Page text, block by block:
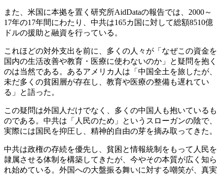
また、米国に本拠を置く研究所AidDataの報告では、2000～
17年の17年間にわたり、中共は165カ国に対して総額8510億
ドルの援助と融資を行っている。
これほどの対外支出を前に、多くの人々が「なぜこの資金を
国内の生活改善や教育・医療に使わないのか」と疑問を抱く
のは当然である。あるアメリカ人は「中国全土を旅したが、
未だ多くの貧困層が存在し、教育や医療の整備も遅れてい
る」と語った。
この疑問は外国人だけでなく、多くの中国人も抱いているも
のである。中共は「人民のため」というスローガンの陰で、
実際には国民を抑圧し、精神的自由の芽を摘み取ってきた。
中共は政権の存続を優先し、貧困と情報統制をもって人民を
隷属させる体制を構築してきたが、今やその本質が広く知ら
れ始めている。外国への大盤振る舞いに対する嘲笑が、真実